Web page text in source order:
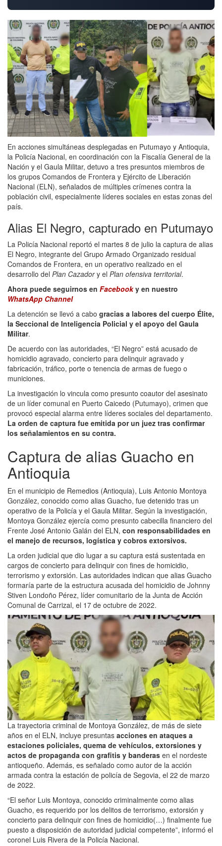
En acciones simultáneas desplegadas en Putumayo y Antioquia,
la Policía Nacional, en coordinación con la Fiscalía General de la
Nación y el Gaula Militar, detuvo a tres presuntos miembros de
los grupos Comandos de Frontera y Ejército de Liberación
Nacional (ELN), señalados de múltiples crímenes contra la
población civil, especialmente líderes sociales en estas zonas del
país.
Alias El Negro, capturado en Putumayo
La Policía Nacional reportó el martes 8 de julio la captura de alias
El Negro, integrante del Grupo Armado Organizado residual
Comandos de Frontera, en un operativo realizado en el
desarrollo del Plan Cazadory el Plan ofensiva territorial.
Ahora puede seguirnos en Facebooky en nuestro
WhatsApp Channel
La detención se llevó a cabo gracias a labores del cuerpo Élite,
la Seccional de Inteligencia Policial y el apoyo del Gaula
Militar.
De acuerdo con las autoridades, “El Negro” está acusado de
homicidio agravado, concierto para delinquir agravado y
fabricación, tráfico, porte o tenencia de armas de fuego o
municiones.
La investigación lo vincula como presunto coautor del asesinato
de un líder comunal en Puerto Caicedo (Putumayo), crimen que
provocó especial alarma entre líderes sociales del departamento.
La orden de captura fue emitida por un juez tras confirmar
los señalamientos en su contra.
Captura de alias Guacho en
Antioquia
En el municipio de Remedios (Antioquia), Luis Antonio Montoya
González, conocido como alias Guacho, fue detenido tras un
operativo de la Policía y el Gaula Militar. Según la investigación,
Montoya González ejercía como presunto cabecilla financiero del
Frente José Antonio Galán del ELN, con responsabilidades en
el manejo de recursos, logística y cobros extorsivos.
La orden judicial que dio lugar a su captura está sustentada en
cargos de concierto para delinquir con fines de homicidio,
terrorismo y extorsión. Las autoridades indican que alias Guacho
formaría parte de la estructura acusada del homicidio de Johnny
Stiven Londoño Pérez, líder comunitario de la Junta de Acción
Comunal de Carrizal, el 17 de octubre de 2022.
La trayectoria criminal de Montoya González, de más de siete
años en el ELN, incluye presuntas acciones en ataques a
estaciones policiales, quema de vehículos, extorsiones y
actos de propaganda con grafitis y banderas en el nordeste
antioqueño. Además, es señalado como autor de la acción
armada contra la estación de policía de Segovia, el 22 de marzo
de 2022.
“El señor Luis Montoya, conocido criminalmente como alias
Guacho, es requerido por los delitos de terrorismo, extorsión y
concierto para delinquir con fines de homicidio(…) finalmente fue
puesto a disposición de autoridad judicial competente”, informó el
coronel Luis Rivera de la Policía Nacional.